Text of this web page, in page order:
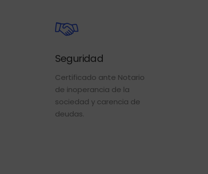
Seguridad
Certificado ante Notario
de inoperancia de la
sociedad y carencia de
deudas.